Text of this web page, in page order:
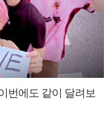
번에도 같이 달려보